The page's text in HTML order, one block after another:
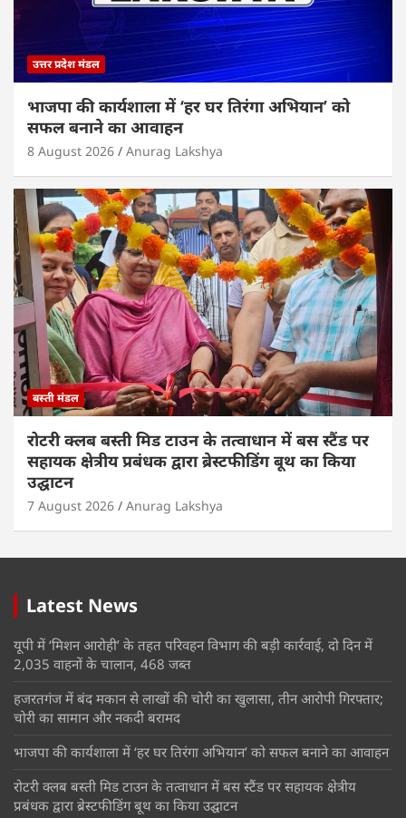
उत्तर प्रदेश मंडल
भाजपा की कार्यशाला में ‘हर घर तिरंगा अभियान’ को
सफल बनाने का आवाहन
8 August 2026 Anurag Lakshya
बस्ती मंडल
रोटरी क्लब बस्ती मिड टाउन के तत्वाधान में बस स्टैंड पर
सहायक क्षेत्रीय प्रबंधक द्वारा ब्रेस्टफीडिंग बूथ का किया
उद्घाटन
7 August 2026 Anurag Lakshya
Latest News
यूपी में ‘मिशन आरोही’ के तहत परिवहन विभाग की बड़ी कार्रवाई, दो दिन में
2,035 वाहनों के चालान, 468 जब्त
हजरतगंज में बंद मकान से लाखों की चोरी का खुलासा, तीन आरोपी गिरफ्तार;
चोरी का सामान और नकदी बरामद
भाजपा की कार्यशाला में ‘हर घर तिरंगा अभियान’ को सफल बनाने का आवाहन
रोटरी क्लब बस्ती मिड टाउन के तत्वाधान में बस स्टैंड पर सहायक क्षेत्रीय
प्रबंधक द्वारा ब्रेस्टफीडिंग बूथ का किया उद्घाटन